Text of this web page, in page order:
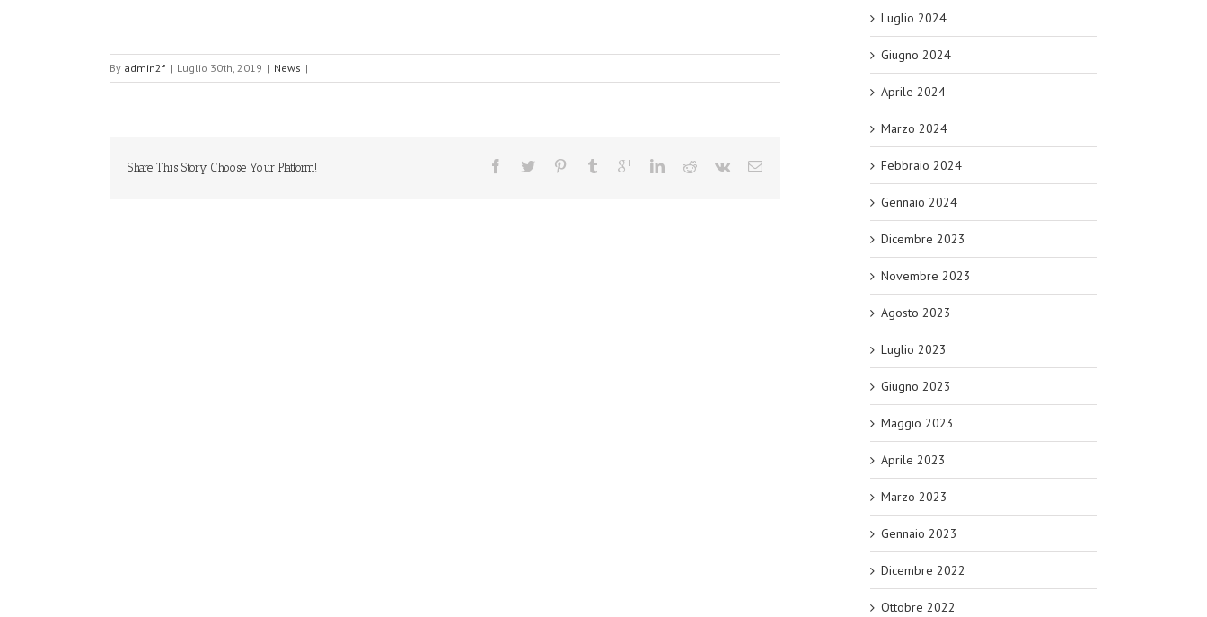
By admin2f | Luglio 30th, 2019 | News |
Share This Story, Choose Your Platform!
Luglio 2024
Giugno 2024
Aprile 2024
Marzo 2024
Febbraio 2024
Gennaio 2024
Dicembre 2023
Novembre 2023
Agosto 2023
Luglio 2023
Giugno 2023
Maggio 2023
Aprile 2023
Marzo 2023
Gennaio 2023
Dicembre 2022
Ottobre 2022